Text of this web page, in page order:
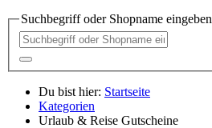
Suchbegriff oder Shopname eingeben
Du bist hier: Startseite
Kategorien
Urlaub & Reise Gutscheine